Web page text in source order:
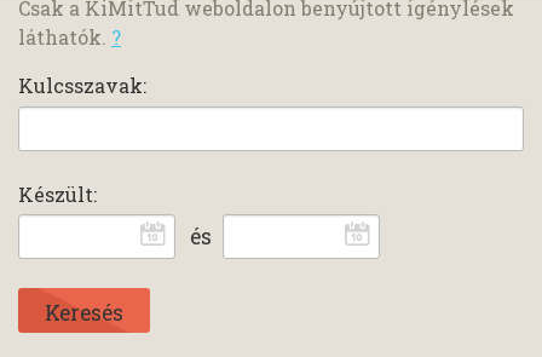
Csak a KiMitTud weboldalon benyújtott igénylések
láthatók. ?
Kulcsszavak:
Készült:
és